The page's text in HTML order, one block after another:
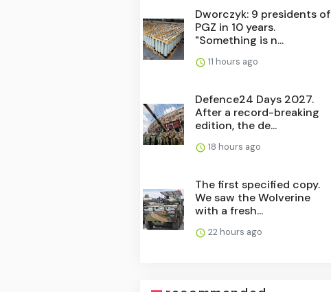
Dworczyk: 9 presidents of
PGZ in 10 years.
"Something is n...
11 hours ago
Defence24 Days 2027.
After a record-breaking
edition, the de...
18 hours ago
The first specified copy.
We saw the Wolverine
with a fresh...
22 hours ago